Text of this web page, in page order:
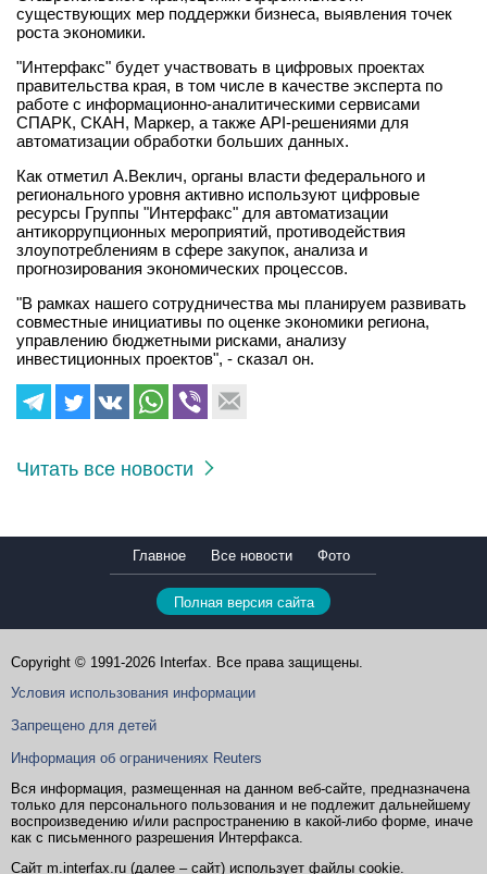
существующих мер поддержки бизнеса, выявления точек
роста экономики.
"Интерфакс" будет участвовать в цифровых проектах
правительства края, в том числе в качестве эксперта по
работе с информационно-аналитическими сервисами
СПАРК, СКАН, Маркер, а также API-решениями для
автоматизации обработки больших данных.
Как отметил А.Веклич, органы власти федерального и
регионального уровня активно используют цифровые
ресурсы Группы "Интерфакс" для автоматизации
антикоррупционных мероприятий, противодействия
злоупотреблениям в сфере закупок, анализа и
прогнозирования экономических процессов.
"В рамках нашего сотрудничества мы планируем развивать
совместные инициативы по оценке экономики региона,
управлению бюджетными рисками, анализу
инвестиционных проектов", - сказал он.
Читать все новости
Главное Все новости Фото
Полная версия сайта
Copyright © 1991-2026 Interfax. Все права защищены.
Условия использования информации
Запрещено для детей
Информация об ограничениях Reuters
Вся информация, размещенная на данном веб-сайте, предназначена
только для персонального пользования и не подлежит дальнейшему
воспроизведению и/или распространению в какой-либо форме, иначе
как с письменного разрешения Интерфакса.
Сайт m.interfax.ru (далее – сайт) использует файлы cookie.